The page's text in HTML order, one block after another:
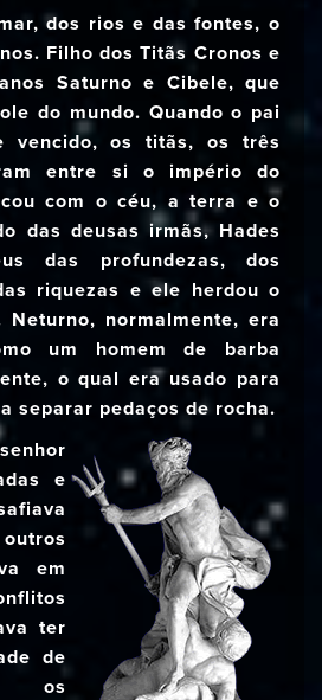
dos rios e das fontes, o
Filho dos Titãs Cronos e
Saturno e Cibele, que
do mundo. Quando o pai
vencido, os titãs, os três
entre si o império do
com o céu, a terra e o
das deusas irmãs, Hades
das profundezas, dos
riquezas e ele herdou o
Neturno, normalmente, era
um homem de barba
o qual era usado para
separar pedaços de rocha.
e
em
ter
de
os